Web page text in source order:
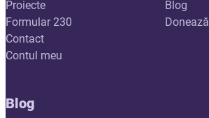
Proiecte
Formular 230
Contact
Contul meu
Blog
Donează
Blog